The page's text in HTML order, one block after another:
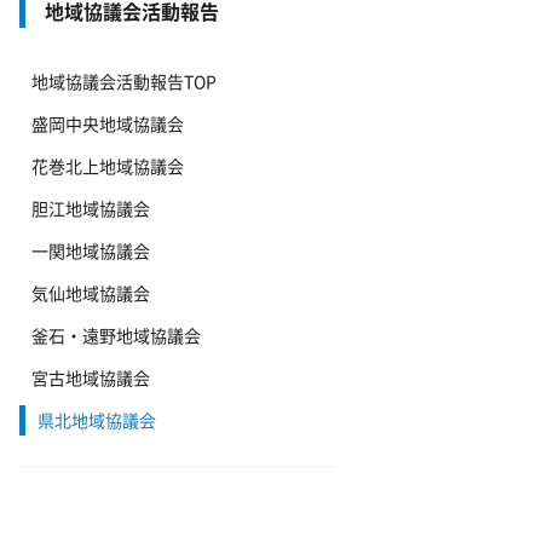
地域協議会活動報告
地域協議会活動報告TOP
盛岡中央地域協議会
花巻北上地域協議会
胆江地域協議会
一関地域協議会
気仙地域協議会
釜石・遠野地域協議会
宮古地域協議会
県北地域協議会